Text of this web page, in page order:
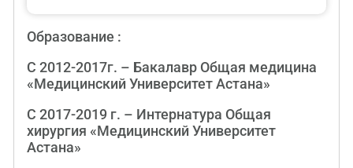
Образование :
С 2012-2017г. – Бакалавр Общая медицина
«Медицинский Университет Астана»
С 2017-2019 г. – Интернатура Общая
хирургия «Медицинский Университет
Астана»